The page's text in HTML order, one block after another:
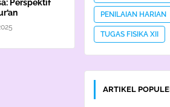
Perspektif
PENILAIAN HARIAN
TUGAS FISIKA XII
ARTIKEL